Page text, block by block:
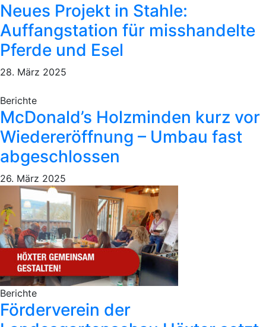
Neues Projekt in Stahle:
Auffangstation für misshandelte
Pferde und Esel
28. März 2025
Berichte
McDonald’s Holzminden kurz vor
Wiedereröffnung – Umbau fast
abgeschlossen
26. März 2025
Berichte
Förderverein der